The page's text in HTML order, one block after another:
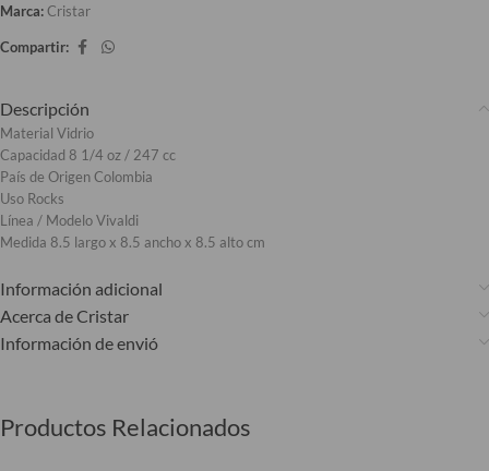
Marca:Cristar
Compartir:
Descripción
Material Vidrio
Capacidad 8 1/4 oz / 247 cc
País de Origen Colombia
Uso Rocks
Línea / Modelo Vivaldi
Medida 8.5 largo x 8.5 ancho x 8.5 alto cm
Información adicional
Acerca de Cristar
Información de envió
Productos Relacionados